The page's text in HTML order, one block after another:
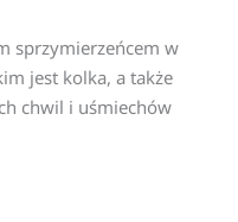
sprzymierzeńcem w
jest kolka, a także
chwil i uśmiechów